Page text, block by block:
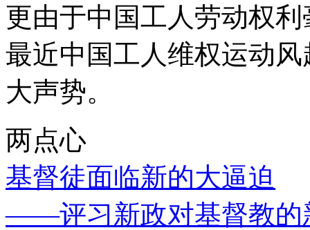
更由于中国工人劳动权
最近中国工人维权运动
大声势。
两点心
基督徒面临新的大逼迫
——评习新政对基督教的